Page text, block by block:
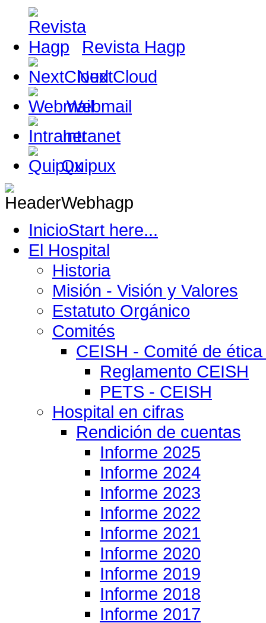
Revista Hagp
NextCloud
Webmail
Intranet
Quipux
InicioStart here...
El Hospital
Historia
Misión - Visión y Valores
Estatuto Orgánico
Comités
CEISH - Comité de
Reglamento CEISH
PETS - CEISH
Hospital en cifras
Rendición de cuentas
Informe 2025
Informe 2024
Informe 2023
Informe 2022
Informe 2021
Informe 2020
Informe 2019
Informe 2018
Informe 2017